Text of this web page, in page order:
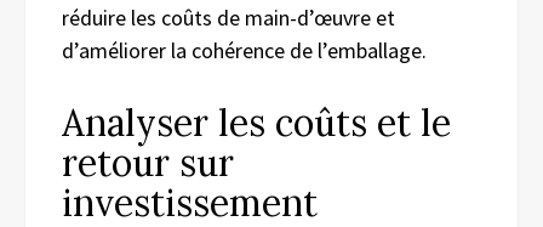
réduire les coûts de main-d’œuvre et
d’améliorer la cohérence de l’emballage.
Analyser les coûts et le
retour sur
investissement